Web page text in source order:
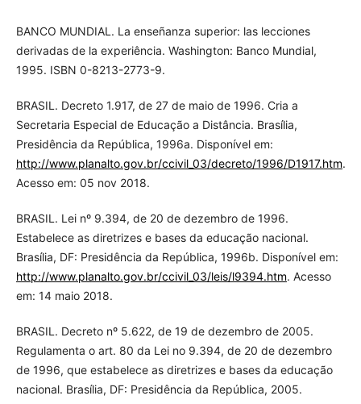
BANCO MUNDIAL. La enseñanza superior: las lecciones
derivadas de la experiência. Washington: Banco Mundial,
1995. ISBN 0-8213-2773-9.
BRASIL. Decreto 1.917, de 27 de maio de 1996. Cria a
Secretaria Especial de Educação a Distância. Brasília,
Presidência da República, 1996a. Disponível em:
http://www.planalto.gov.br/ccivil_03/decreto/1996/D1917.htm.
Acesso em: 05 nov 2018.
BRASIL. Lei nº 9.394, de 20 de dezembro de 1996.
Estabelece as diretrizes e bases da educação nacional.
Brasília, DF: Presidência da República, 1996b. Disponível em:
http://www.planalto.gov.br/ccivil_03/leis/l9394.htm. Acesso
em: 14 maio 2018.
BRASIL. Decreto nº 5.622, de 19 de dezembro de 2005.
Regulamenta o art. 80 da Lei no 9.394, de 20 de dezembro
de 1996, que estabelece as diretrizes e bases da educação
nacional. Brasília, DF: Presidência da República, 2005.